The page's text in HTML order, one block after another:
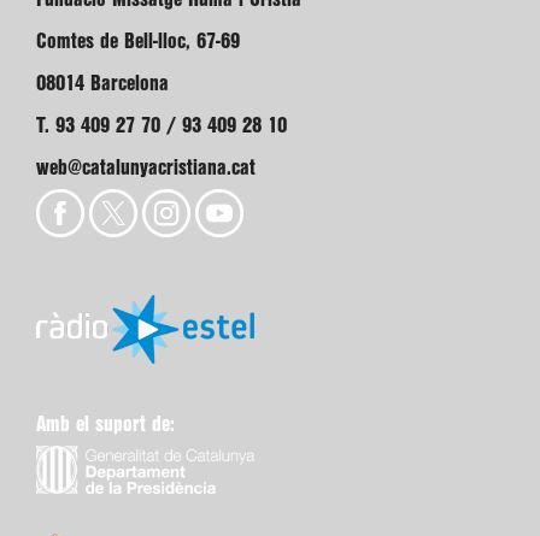
Comtes de Bell-lloc, 67-69
08014 Barcelona
T. 93 409 27 70 / 93 409 28 10
web@catalunyacristiana.cat
Amb el suport de: